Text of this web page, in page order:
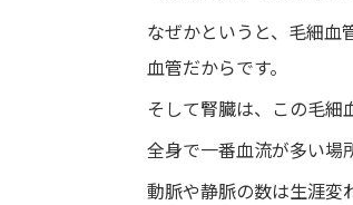
なぜかというと、毛細血
血管だからです。
そして腎臓は、この毛細
全身で一番血流が多い場
動脈や静脈の数は生涯変